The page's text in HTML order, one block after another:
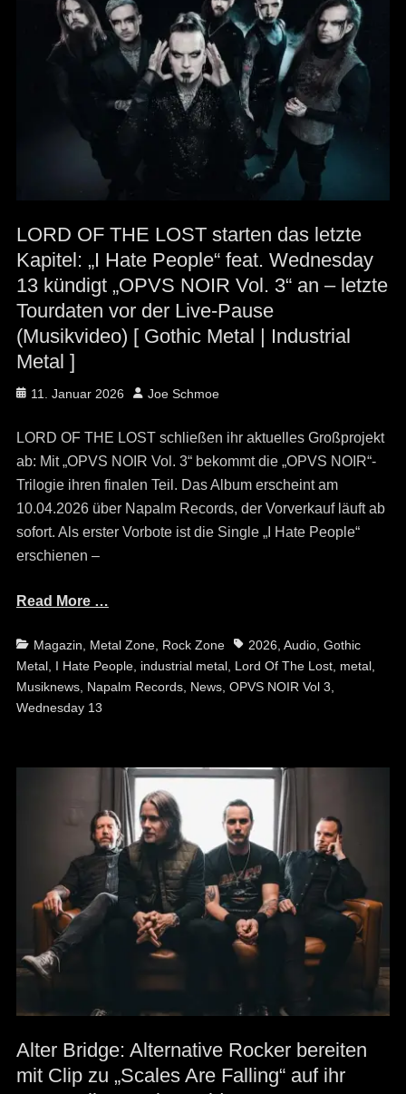
LORD OF THE LOST starten das letzte
Kapitel: „I Hate People“ feat. Wednesday
13 kündigt „OPVS NOIR Vol. 3“ an – letzte
Tourdaten vor der Live-Pause
(Musikvideo) [ Gothic Metal | Industrial
Metal ]
Posted
11. Januar 2026 Author
Joe Schmoe
LORD OF THE LOST schließen ihr aktuelles Großprojekt
ab: Mit „OPVS NOIR Vol. 3“ bekommt die „OPVS NOIR“-
Trilogie ihren finalen Teil. Das Album erscheint am
10.04.2026 über Napalm Records, der Vorverkauf läuft ab
sofort. Als erster Vorbote ist die Single „I Hate People“
erschienen –
Read More …
Categories
Magazin Metal Zone, Rock Zone Tags2026 Audio, Gothic
Metal, I Hate People, industrial metal, Lord Of The Lost, metal,
Musiknews, Napalm Records, News, OPVS NOIR Vol 3
Wednesday 13
Alter Bridge: Alternative Rocker bereiten
mit Clip zu „Scales Are Falling“ auf ihr